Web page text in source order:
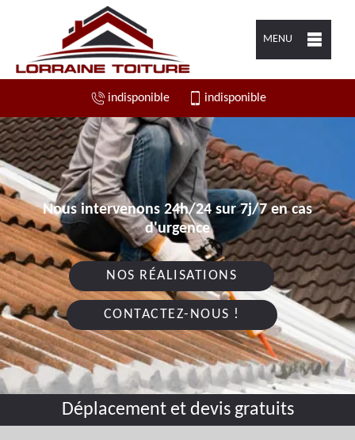
MENU
indisponible indisponible
Nous intervenons 24h/24 sur 7j/7 en cas
d'urgence
NOS RÉALISATIONS
CONTACTEZ-NOUS !
Déplacement et devis gratuits